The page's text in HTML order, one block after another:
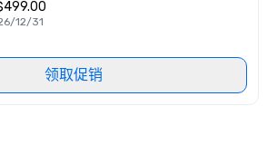
12/31
领取促销